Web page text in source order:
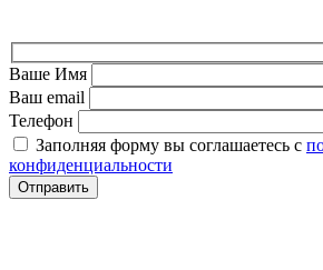
Ваше Имя
Ваш email
Телефон
Заполняя форму вы соглашаетесь с
конфиденциальности